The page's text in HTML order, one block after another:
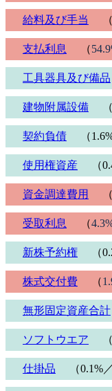
給料及び手当 （
支払利息 （
工具器具及び備品
建物附属設備
契約負債 （
使用権資産 （
資金調達費用 （
受取利息 （
新株予約権 （
株式交付費 （
無形固定資産合計
ソフトウエア
仕掛品 （0.1%